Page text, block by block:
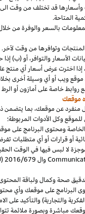
وأسعارها قد تختلف من وقت
المتاحة.
بالسعر والوفرة من
وتوافرها من وقت لآخر.
الأسعار والتوافر، أو (ب)
إذا اخترتعرضأسعار أي منتج
موقعويبأوأيوسيلةأخرى
روابط خاصة على أمازون أو
منفرد عن موقعك،بما يتضمن
وكل الأدوات المربوطة؛
ومحتوى البرنامج على
أو قرارات أو أي متطلبات
لا لبس فيها في الوقت
2016/679
صحة وكمال ولباقة
البرنامج على موقعك وأي
والتجارية) والتأكيد على
مباشرة وبصورة ملائمة